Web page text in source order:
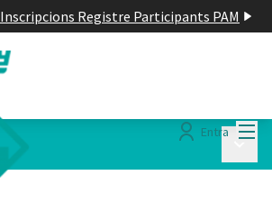
Inscripcions Registre Participants PAM
Entra